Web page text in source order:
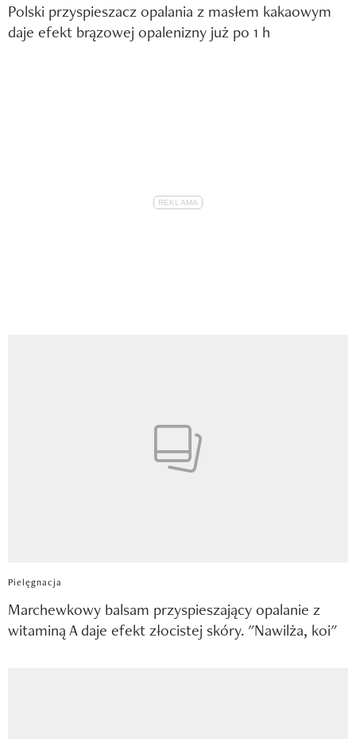
Polski przyspieszacz opalania z masłem kakaowym
daje efekt brązowej opalenizny już po 1 h
Pielęgnacja
Marchewkowy balsam przyspieszający opalanie z
witaminą A daje efekt złocistej skóry. "Nawilża, koi"